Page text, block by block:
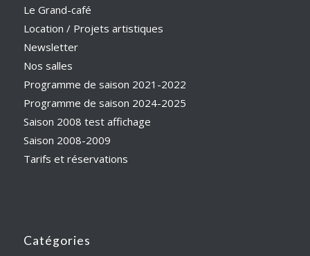
Le Grand-café
Location / Projets artistiques
Newsletter
Nos salles
Programme de saison 2021-2022
Programme de saison 2024-2025
Saison 2008 test affichage
Saison 2008-2009
Tarifs et réservations
Catégories